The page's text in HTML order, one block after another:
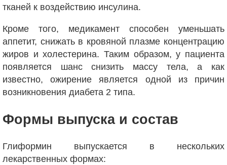
тканей к воздействию инсулина.
Кроме того, медикамент способен уменьшать
аппетит, снижать в кровяной плазме концентрацию
жиров и холестерина. Таким образом, у пациента
появляется шанс снизить массу тела, а как
известно, ожирение является одной из причин
возникновения диабета 2 типа.
Формы выпуска и состав
Глиформин выпускается в нескольких
лекарственных формах: